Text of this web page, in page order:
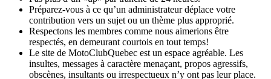
Préparez-vous à ce qu’un administrateur déplace votre
contribution vers un sujet ou un thème plus approprié.
Respectons les membres comme nous aimerions être
respectés, en demeurant courtois en tout temps!
Le site de MotoClubQuebec est un espace agréable. Les
insultes, messages à caractère menaçant, propos agressifs,
obscènes, insultants ou irrespectueux n’y ont pas leur place.